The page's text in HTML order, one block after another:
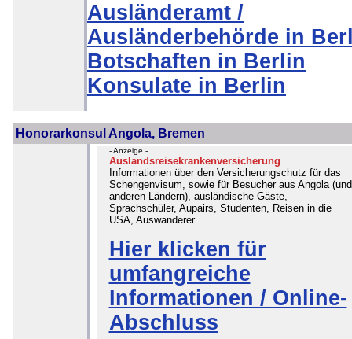
Ausländeramt /
Ausländerbehörde in
Botschaften in Berlin
Konsulate in Berlin
Honorarkonsul Angola, Bremen
- Anzeige -
Auslandsreisekrankenversicherung
Informationen über den Versicherungschutz für das
Schengenvisum, sowie für Besucher aus Angola (und
anderen Ländern), ausländische Gäste,
Sprachschüler, Aupairs, Studenten, Reisen in die
USA, Auswanderer...
Hier klicken für
umfangreiche
Informationen / Online-
Abschluss